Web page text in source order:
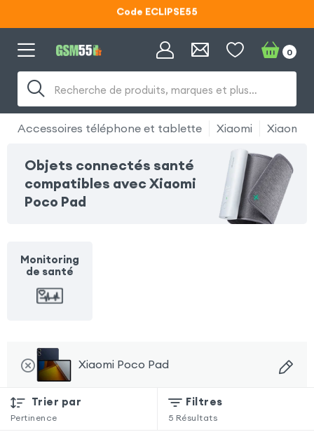
Code ECLIPSE55
Code ECLIPSE55
Recherche de produits, marques et plus…
0
Accessoires téléphone et tablette Xiaomi Xiaomi
Objets connectés santé
compatibles avec Xiaomi
Poco Pad
Monitoring
de santé
Xiaomi Poco Pad
Trier par
Pertinence
Filtres
5 Résultats